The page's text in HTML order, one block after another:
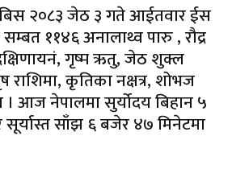
२०८३ जेठ ३ गते आईतवार ईस
११४६ अनालाथ्व पारु , रौद्र
गृष्म ऋतु, जेठ शुक्ल
राशिमा, कृतिका नक्षत्र, शोभज
आज नेपालमा सुर्योदय बिहान ५
साँझ ६ बजेर ४७ मिनेटमा